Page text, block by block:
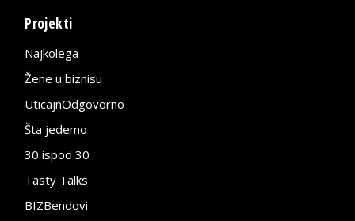
Projekti
Najkolega
Žene u biznisu
UticajnOdgovorno
Šta jedemo
30 ispod 30
Tasty Talks
BIZBendovi